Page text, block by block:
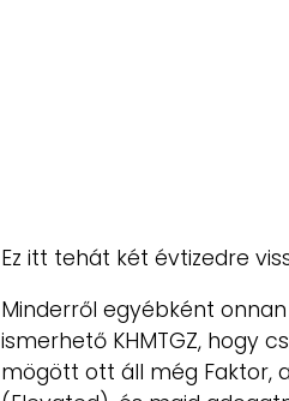
Ez itt tehát két évtizedre
Minderről egyébként
ismerhető KHMTGZ, hogy
mögött ott áll még Faktor, a